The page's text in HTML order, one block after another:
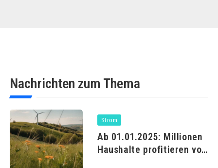
Nachrichten zum Thema
Strom
Ab 01.01.2025: Millionen
Haushalte profitieren von